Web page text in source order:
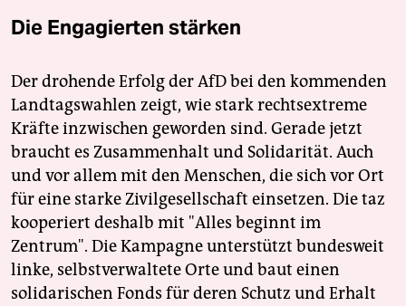
Die Engagierten stärken
Der drohende Erfolg der AfD bei den kommenden
Landtagswahlen zeigt, wie stark rechtsextreme
Kräfte inzwischen geworden sind. Gerade jetzt
braucht es Zusammenhalt und Solidarität. Auch
und vor allem mit den Menschen, die sich vor Ort
für eine starke Zivilgesellschaft einsetzen. Die taz
kooperiert deshalb mit "Alles beginnt im
Zentrum". Die Kampagne unterstützt bundesweit
linke, selbstverwaltete Orte und baut einen
solidarischen Fonds für deren Schutz und Erhalt